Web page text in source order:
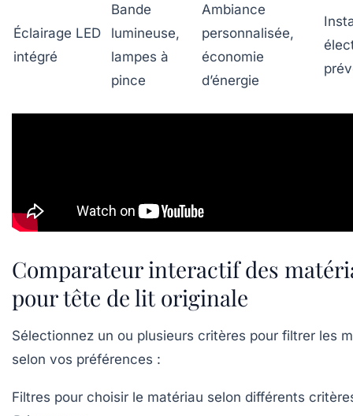
Éclairage LED
intégré
Bande
lumineuse,
lampes à
pince
Ambiance
personnalisée,
économie
d’énergie
Comparateur interactif des
pour tête de lit originale
Sélectionnez un ou plusieurs critères pour filtrer les
selon vos préférences :
Filtres pour choisir le matériau selon différents